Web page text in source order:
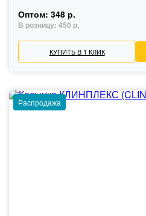
Оптом: 348 р.
В розницу: 450 р.
КУПИТЬ В 1 КЛИК
Распродажа